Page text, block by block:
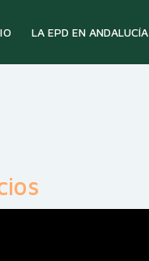
LA EPD EN ANDALUCÍA